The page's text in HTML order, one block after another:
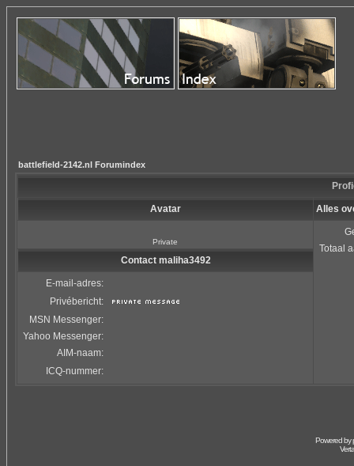
battlefield-2142.nl Forumindex
Avatar Alles
Private
Totaal
Contact maliha3492
E-mail-adres:
Privébericht:
MSN Messenger:
Yahoo Messenger:
AIM-naam:
ICQ-nummer:
Powered by